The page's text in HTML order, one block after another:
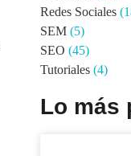
Redes Sociales
SEM (5)
SEO (45)
Tutoriales (4)
Lo más